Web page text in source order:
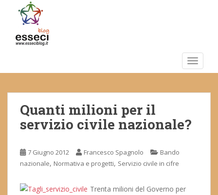
m
Quanti milioni per il
servizio civile nazionale?
7 Giugno 2012 Francesco Spagnolo
Bando
nazionale, Normativa e progetti, Servizio civile in cifre
Trenta milioni del Governo per